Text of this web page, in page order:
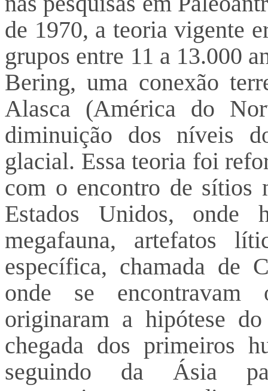
de 1970, a teoria vigente
grupos entre 11 a 13.000
Bering, uma conexão
Alasca (América do
diminuição dos níveis
glacial. Essa teoria foi
com o encontro de sítios
Estados Unidos, onde
megafauna, artefatos
específica, chamada de
onde se encontravam
originaram a hipótese
chegada dos primeiros
seguindo da Ásia